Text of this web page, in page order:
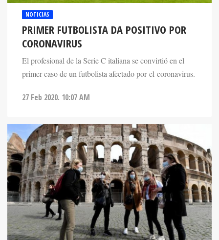
NOTICIAS
PRIMER FUTBOLISTA DA POSITIVO POR
CORONAVIRUS
El profesional de la Serie C italiana se convirtió en el
primer caso de un futbolista afectado por el coronavirus.
27 Feb 2020. 10:07 AM